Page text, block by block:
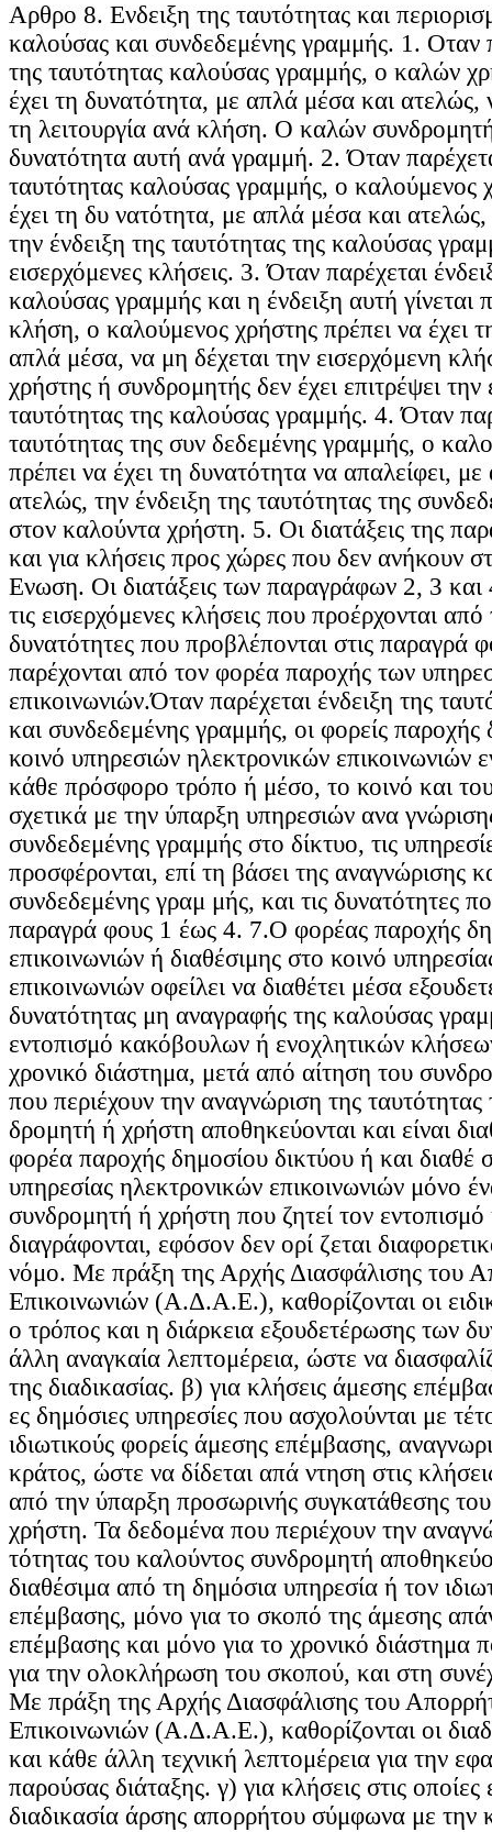
Aρθρο 8. Eνδειξη της ταυτότητας και
καλούσας και συνδεδεμένης γραμμής. 1. Οταν
της ταυτότητας καλούσας γραμμής, ο καλών
έχει τη δυνατότητα, με απλά μέσα και ατελώς,
τη λειτουργία ανά κλήση. Ο καλών
δυνατότητα αυτή ανά γραμμή. 2. Όταν
ταυτότητας καλούσας γραμμής, ο καλούμενος
έχει τη δυ νατότητα, με απλά μέσα και ατελώς,
την ένδειξη της ταυτότητας της καλούσας
εισερχόμενες κλήσεις. 3. Όταν παρέχεται
καλούσας γραμμής και η ένδειξη αυτή γίνεται
κλήση, ο καλούμενος χρήστης πρέπει να έχει
απλά μέσα, να μη δέχεται την εισερχόμενη
χρήστης ή συνδρομητής δεν έχει επιτρέψει την
ταυτότητας της καλούσας γραμμής. 4. Όταν
ταυτότητας της συν δεδεμένης γραμμής, ο
πρέπει να έχει τη δυνατότητα να απαλείφει,
ατελώς, την ένδειξη της ταυτότητας της
στον καλούντα χρήστη. 5. Οι διατάξεις της
και για κλήσεις προς χώρες που δεν ανήκουν
Eνωση. Οι διατάξεις των παραγράφων 2, 3 και
τις εισερχόμενες κλήσεις που προέρχονται
δυνατότητες που προβλέπονται στις παραγρά
παρέχονται από τον φορέα παροχής των
επικοινωνιών.Όταν παρέχεται ένδειξη της
και συνδεδεμένης γραμμής, οι φορείς παροχής
κοινό υπηρεσιών ηλεκτρονικών επικοινωνιών
κάθε πρόσφορο τρόπο ή μέσο, το κοινό και
σχετικά με την ύπαρξη υπηρεσιών ανα
συνδεδεμένης γραμμής στο δίκτυο, τις
προσφέρονται, επί τη βάσει της αναγνώρισης
συνδεδεμένης γραμ μής, και τις δυνατότητες
παραγρά φους 1 έως 4. 7.Ο φορέας παροχής
επικοινωνιών ή διαθέσιμης στο κοινό
επικοινωνιών οφείλει να διαθέτει μέσα
δυνατότητας μη αναγραφής της καλούσας
εντοπισμό κακόβουλων ή ενοχλητικών
χρονικό διάστημα, μετά από αίτηση του
που περιέχουν την αναγνώριση της
δρομητή ή χρήστη αποθηκεύονται και είναι
φορέα παροχής δημοσίου δικτύου ή και διαθέ
υπηρεσίας ηλεκτρονικών επικοινωνιών μόνο
συνδρομητή ή χρήστη που ζητεί τον εντοπισμό
διαγράφονται, εφόσον δεν ορί ζεται
νόμο. Με πράξη της Αρχής Διασφάλισης του
Επικοινωνιών (Α.Δ.Α.Ε.), καθορίζονται οι
ο τρόπος και η διάρκεια εξουδετέρωσης των
άλλη αναγκαία λεπτομέρεια, ώστε να
της διαδικασίας. β) για κλήσεις άμεσης
ες δημόσιες υπηρεσίες που ασχολούνται με
ιδιωτικούς φορείς άμεσης επέμβασης,
κράτος, ώστε να δίδεται απά ντηση στις
από την ύπαρξη προσωρινής συγκατάθεσης
χρήστη. Τα δεδομένα που περιέχουν την
τότητας του καλούντος συνδρομητή
διαθέσιμα από τη δημόσια υπηρεσία ή τον
επέμβασης, μόνο για το σκοπό της άμεσης
επέμβασης και μόνο για το χρονικό διάστημα
για την ολοκλήρωση του σκοπού, και στη
Με πράξη της Αρχής Διασφάλισης του
Επικοινωνιών (Α.Δ.Α.Ε.), καθορίζονται οι
και κάθε άλλη τεχνική λεπτομέρεια για την
παρούσας διάταξης. γ) για κλήσεις στις
διαδικασία άρσης απορρήτου σύμφωνα με την